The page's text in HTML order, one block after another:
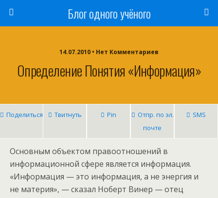
Блог одного учёного
14.07.2010 • Нет Комментариев
Определение Понятия «информация»
Поделиться Твитнуть Pin
Отпр. по эл.
почте
SMS
Основным объектом правоотношений в
информационной сфере является информация.
«Информация — это информация, а не энергия и
не материя», — сказал Ноберт Винер — отец